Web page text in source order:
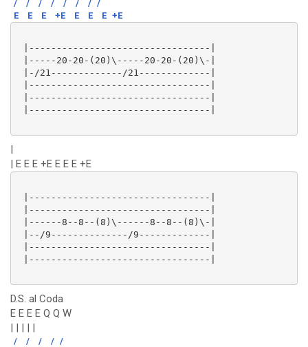
/ / / / / / / /
E
E E +E E E E +E
|---------------------------------|
|-----20-20-(20)\-----20-20-(20)\-|
|-/21-------------/21-------------|
|---------------------------------|
|---------------------------------|
|---------------------------------|
|
| E E E +E E E E +E
|---------------------------------|
|---------------------------------|
|------8--8--(8)\------8--8--(8)\-|
|--/9--------------/9-------------|
|---------------------------------|
|---------------------------------|
D.S. al Coda
E E E E Q Q W
| | | | |
/ / / / /